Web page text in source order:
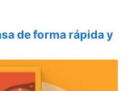
de forma rápida y